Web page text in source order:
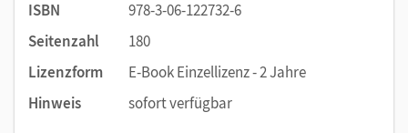
ISBN
978-3-06-122732-6
Seitenzahl
180
Lizenzform
E-Book Einzellizenz - 2 Jahre
Hinweis
sofort verfügbar